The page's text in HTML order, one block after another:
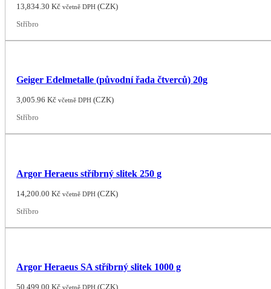
13,834.30Kč včetně DPH (CZK)
Stříbro
Geiger Edelmetalle (původní řada čtverců) 20g
3,005.96Kč včetně DPH (CZK)
Stříbro
Argor Heraeus stříbrný slitek 250 g
14,200.00Kč včetně DPH (CZK)
Stříbro
Argor Heraeus SA stříbrný slitek 1000 g
50,499.00Kč včetně DPH (CZK)